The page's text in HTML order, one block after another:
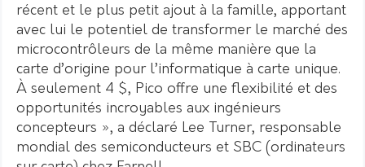
récent et le plus petit ajout à la famille, apportant
avec lui le potentiel de transformer le marché des
microcontrôleurs de la même manière que la
carte d’origine pour l’informatique à carte unique.
À seulement 4 $, Pico offre une flexibilité et des
opportunités incroyables aux ingénieurs
concepteurs », a déclaré Lee Turner, responsable
mondial des semiconducteurs et SBC (ordinateurs